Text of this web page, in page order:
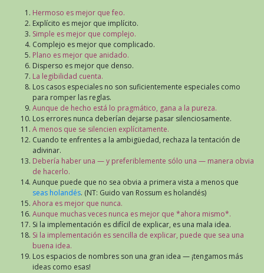
Hermoso es mejor que feo.
Explícito es mejor que implícito.
Simple es mejor que complejo.
Complejo es mejor que complicado.
Plano es mejor que anidado.
Disperso es mejor que denso.
La legibilidad cuenta.
Los casos especiales no son suficientemente especiales como
para romper las reglas.
Aunque de hecho está lo pragmático, gana a la pureza.
Los errores nunca deberían dejarse pasar silenciosamente.
A menos que se silencien explícitamente.
Cuando te enfrentes a la ambigüedad, rechaza la tentación de
adivinar.
Debería haber una — y preferiblemente sólo una — manera obvia
de hacerlo.
Aunque puede que no sea obvia a primera vista a menos que
seas holandés. (NT: Guido van Rossum es holandés)
Ahora es mejor que nunca.
Aunque muchas veces nunca es mejor que *ahora mismo*.
Si la implementación es difícil de explicar, es una mala idea.
Si la implementación es sencilla de explicar, puede que sea una
buena idea.
Los espacios de nombres son una gran idea — ¡tengamos más
ideas como esas!